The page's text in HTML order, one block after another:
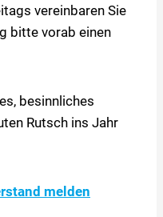
vereinbaren Sie
bitte vorab einen
besinnliches
Rutsch ins Jahr
melden